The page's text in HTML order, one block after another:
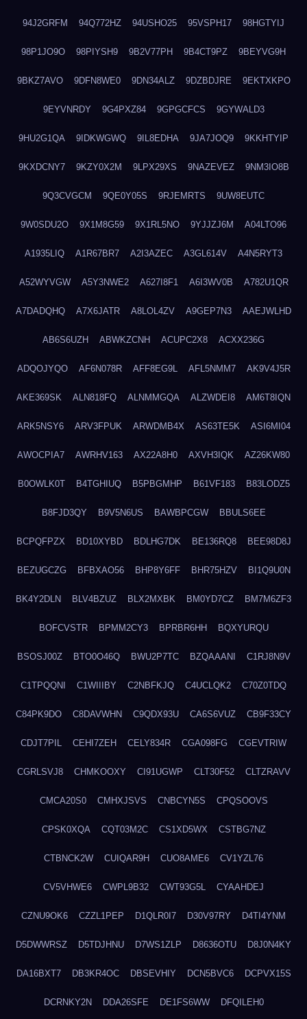
94J2GRFM 94Q772HZ 94USHO25 95VSPH17 98HGTYIJ
98P1JO9O 98PIYSH9 9B2V77PH 9B4CT9PZ 9BEYVG9H
9BKZ7AVO 9DFN8WE0 9DN34ALZ 9DZBDJRE 9EKTXKPO
9EYVNRDY 9G4PXZ84 9GPGCFCS 9GYWALD3
9HU2G1QA 9IDKWGWQ 9IL8EDHA 9JA7JOQ9 9KKHTYIP
9KXDCNY7 9KZY0X2M 9LPX29XS 9NAZEVEZ 9NM3IO8B
9Q3CVGCM 9QE0Y05S 9RJEMRTS 9UW8EUTC
9W0SDU2O 9X1M8G59 9X1RL5NO 9YJJZJ6M A04LTO96
A1935LIQ A1R67BR7 A2I3AZEC A3GL614V A4N5RYT3
A52WYVGW A5Y3NWE2 A627I8F1 A6I3WV0B A782U1QR
A7DADQHQ A7X6JATR A8LOL4ZV A9GEP7N3 AAEJWLHD
AB6S6UZH ABWKZCNH ACUPC2X8 ACXX236G
ADQOJYQO AF6N078R AFF8EG9L AFL5NMM7 AK9V4J5R
AKE369SK ALN818FQ ALNMMGQA ALZWDEI8 AM6T8IQN
ARK5NSY6 ARV3FPUK ARWDMB4X AS63TE5K ASI6MI04
AWOCPIA7 AWRHV163 AX22A8H0 AXVH3IQK AZ26KW80
B0OWLK0T B4TGHIUQ B5PBGMHP B61VF183 B83LODZ5
B8FJD3QY B9V5N6US BAWBPCGW BBULS6EE
BCPQFPZX BD10XYBD BDLHG7DK BE136RQ8 BEE98D8J
BEZUGCZG BFBXAO56 BHP8Y6FF BHR75HZV BI1Q9U0N
BK4Y2DLN BLV4BZUZ BLX2MXBK BM0YD7CZ BM7M6ZF3
BOFCVSTR BPMM2CY3 BPRBR6HH BQXYURQU
BSOSJ00Z BTO0O46Q BWU2P7TC BZQAAANI C1RJ8N9V
C1TPQQNI C1WIIIBY C2NBFKJQ C4UCLQK2 C70Z0TDQ
C84PK9DO C8DAVWHN C9QDX93U CA6S6VUZ CB9F33CY
CDJT7PIL CEHI7ZEH CELY834R CGA098FG CGEVTRIW
CGRLSVJ8 CHMKOOXY CI91UGWP CLT30F52 CLTZRAVV
CMCA20S0 CMHXJSVS CNBCYN5S CPQSOOVS
CPSK0XQA CQT03M2C CS1XD5WX CSTBG7NZ
CTBNCK2W CUIQAR9H CUO8AME6 CV1YZL76
CV5VHWE6 CWPL9B32 CWT93G5L CYAAHDEJ
CZNU9OK6 CZZL1PEP D1QLR0I7 D30V97RY D4TI4YNM
D5DWWRSZ D5TDJHNU D7WS1ZLP D8636OTU D8J0N4KY
DA16BXT7 DB3KR4OC DBSEVHIY DCN5BVC6 DCPVX15S
DCRNKY2N DDA26SFE DE1FS6WW DFQILEH0